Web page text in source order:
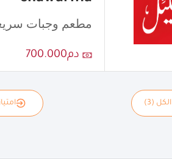
مطعم وجبات
دم700.000
(3)